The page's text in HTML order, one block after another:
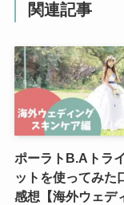
関連記事
ポーラトB.Aトラ
ットを使ってみた
感想【海外ウェデ